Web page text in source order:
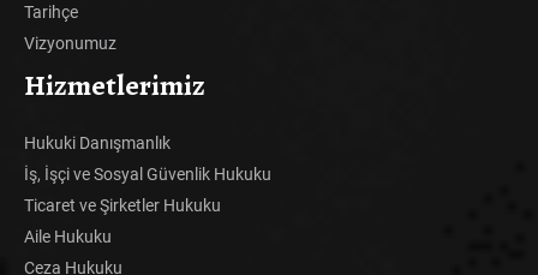
Tarihçe
Vizyonumuz
Hizmetlerimiz
Hukuki Danışmanlık
İş, İşçi ve Sosyal Güvenlik Hukuku
Ticaret ve Şirketler Hukuku
Aile Hukuku
Ceza Hukuku